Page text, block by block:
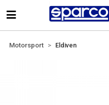
Motorsport Eldiven